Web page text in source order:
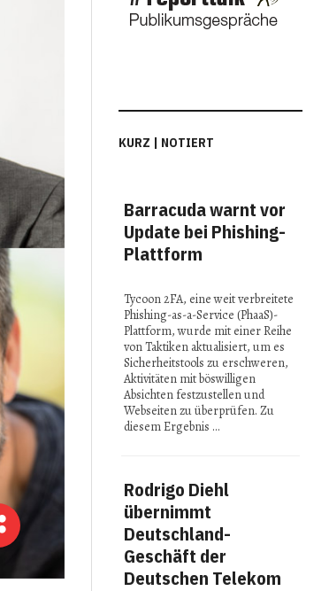
KURZ | NOTIERT
Barracuda warnt vor
Update bei Phishing-
Plattform
Tycoon 2FA, eine weit verbreitete
Phishing-as-a-Service (PhaaS)-
Plattform, wurde mit einer Reihe
von Taktiken aktualisiert, um es
Sicherheitstools zu erschweren,
Aktivitäten mit böswilligen
Absichten festzustellen und
Webseiten zu überprüfen. Zu
diesem Ergebnis …
Rodrigo Diehl
übernimmt
Deutschland-
Geschäft der
Deutschen Telekom